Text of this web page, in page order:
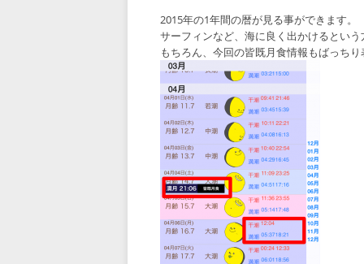
2015年の1年間の暦が見る事ができます。
サーフィンなど、海に良く出かけるとい
もちろん、今回の皆既月食情報もばっち